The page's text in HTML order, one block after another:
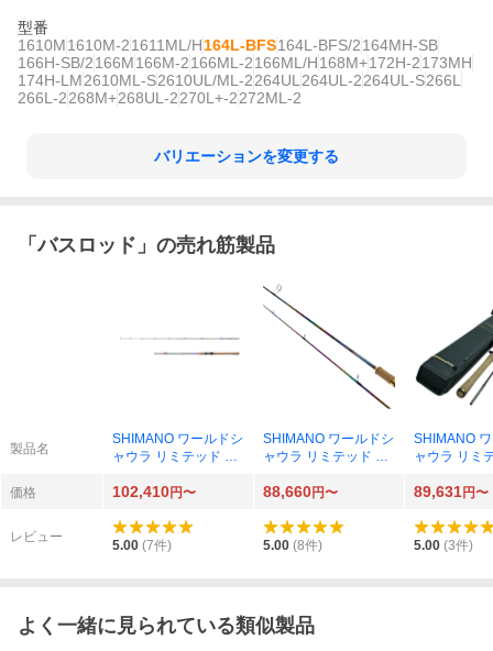
型番
1610M1610M-21611ML/H164L-BFS164L-BFS/2164MH-SB
166H-SB/2166M166M-2166ML-2166ML/H168M+172H-2173MH
174H-LM2610ML-S2610UL/ML-2264UL 264UL-2264UL-S266L
266L-2268M+268UL-2270L+-2272ML-2
バリエーションを変更する
「バスロッド 」の売れ筋製品
製品名
SHIMANO ワールドシ
ャウラ リミテッド 17
SHIMANO ワールドシ
ャウラ リミテッド 28
SHIMANO
ャウラ リミ
価格
102,410円〜 88,660円〜 89,631円〜
レビュー
5.00 (7件) 5.00 (8件) 5.00 (3件)
よく一緒に見られている類似製品